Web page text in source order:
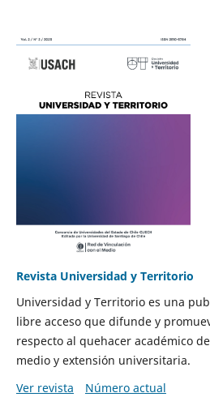
Revista Universidad y Territorio
Universidad y Territorio es una
libre acceso que difunde y
respecto al quehacer académico
medio y extensión universitaria.
Ver revista
Número actual